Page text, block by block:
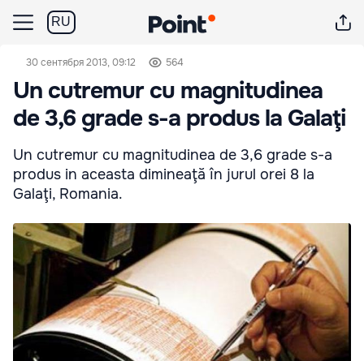
RU
30 сентября 2013, 09:12 564
Un cutremur cu magnitudinea
de 3,6 grade s-a produs la Galaţi
Un cutremur cu magnitudinea de 3,6 grade s-a
produs in aceasta dimineaţă în jurul orei 8 la
Galaţi, Romania.